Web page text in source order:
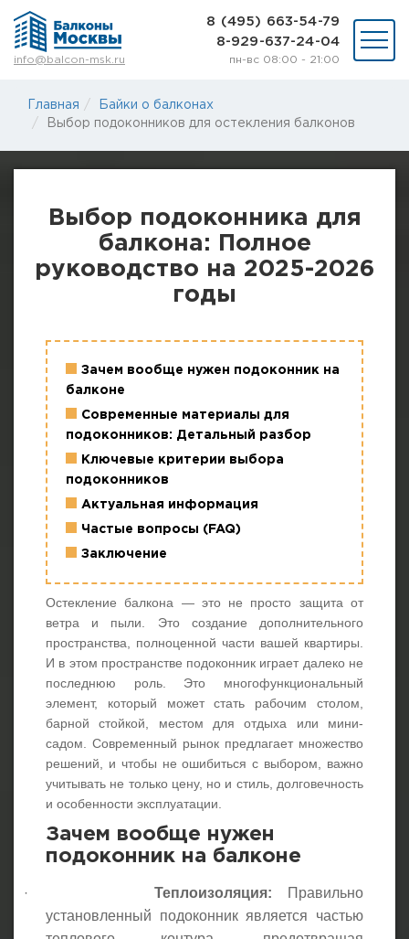
info@balcon-msk.ru
8 (495) 663-54-79
8-929-637-24-04
пн-вс 08:00 - 21:00
Ремонт
Утепление
Отделка
Цены
Примеры работ
О нас
Статьи и байки
г. Москва, просп. Мира, 211 корп.2
Главная
Байки о балконах
Выбор подоконников для остекления балконов
Выбор подоконника для
балкона: Полное
руководство на 2025-2026
годы
Зачем вообще нужен подоконник на
балконе
Современные материалы для
подоконников: Детальный разбор
Ключевые критерии выбора
подоконников
Актуальная информация
Частые вопросы (FAQ)
Заключение
Остекление балкона — это не просто защита от
ветра и пыли. Это создание дополнительного
пространства, полноценной части вашей квартиры.
И в этом пространстве подоконник играет далеко не
последнюю роль. Это многофункциональный
элемент, который может стать рабочим столом,
барной стойкой, местом для отдыха или мини-
садом. Современный рынок предлагает множество
решений, и чтобы не ошибиться с выбором, важно
учитывать не только цену, но и стиль, долговечность
и особенности эксплуатации.
Зачем вообще нужен
подоконник на балконе
· Теплоизоляция: Правильно
установленный подоконник является частью